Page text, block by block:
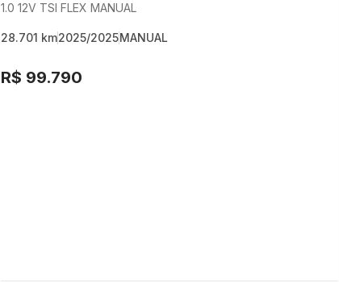
1.0 12V TSI FLEX MANUAL
28.701 km2025/2025MANUAL
R$ 99.790